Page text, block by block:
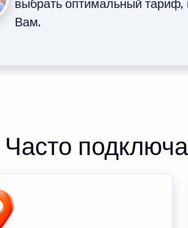
выбрать оптимальный
Вам.
Часто